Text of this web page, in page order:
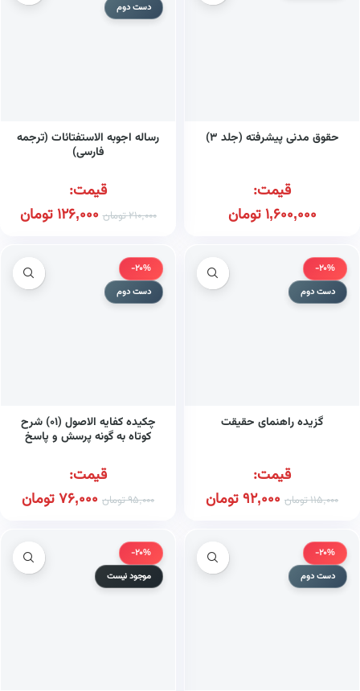
حقوق مدنی پیشرفته (جلد ۳)
قیمت:
1,600,000تومان
دست دوم
رساله اجوبه الاستفتائات (ترجمه
فارسی)
قیمت:
210,000تومان 126,000تومان
-20%
دست دوم
گزیده راهنمای حقیقت
قیمت:
115,000تومان 92,000تومان
-20%
دست دوم
چکیده کفایه الاصول (۰۱) شرح
کوتاه به گونه پرسش و پاسخ
قیمت:
95,000تومان 76,000تومان
-20%
دست دوم
-20%
موجود نیست